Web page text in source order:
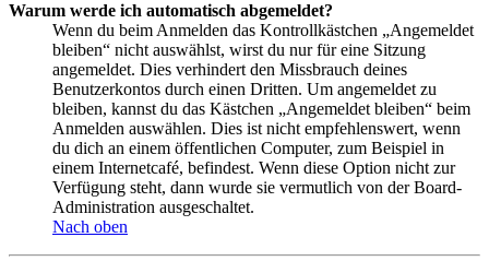
Warum werde ich automatisch abgemeldet?
Wenn du beim Anmelden das Kontrollkästchen „Angemeldet
bleiben“ nicht auswählst, wirst du nur für eine Sitzung
angemeldet. Dies verhindert den Missbrauch deines
Benutzerkontos durch einen Dritten. Um angemeldet zu
bleiben, kannst du das Kästchen „Angemeldet bleiben“ beim
Anmelden auswählen. Dies ist nicht empfehlenswert, wenn
du dich an einem öffentlichen Computer, zum Beispiel in
einem Internetcafé, befindest. Wenn diese Option nicht zur
Verfügung steht, dann wurde sie vermutlich von der Board-
Administration ausgeschaltet.
Nach oben